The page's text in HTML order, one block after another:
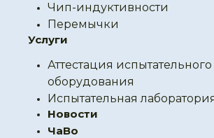
Чип-индуктивности
Перемычки
Услуги
Аттестация испытательного
оборудования
Испытательная
Новости
ЧаВо